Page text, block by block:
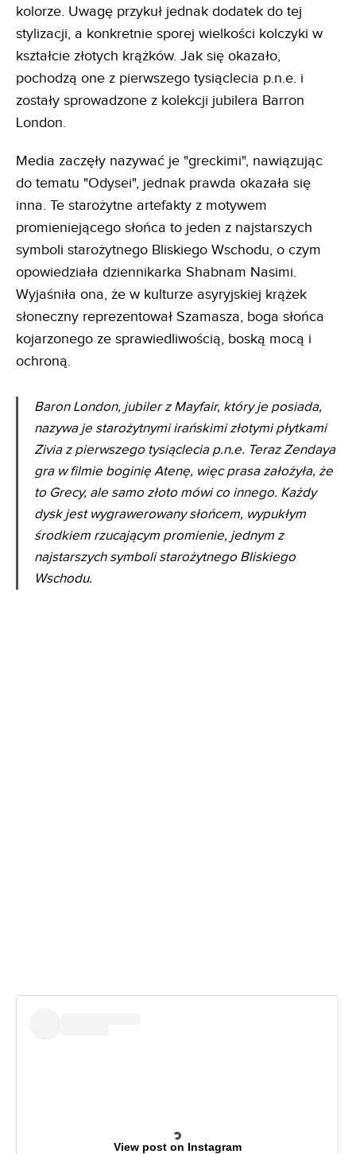
kolorze. Uwagę przykuł jednak dodatek do tej
stylizacji, a konkretnie sporej wielkości kolczyki w
kształcie złotych krążków. Jak się okazało,
pochodzą one z pierwszego tysiąclecia p.n.e. i
zostały sprowadzone z kolekcji jubilera Barron
London.
Media zaczęły nazywać je "greckimi", nawiązując
do tematu "Odysei", jednak prawda okazała się
inna. Te starożytne artefakty z motywem
promieniejącego słońca to jeden z najstarszych
symboli starożytnego Bliskiego Wschodu, o czym
opowiedziała dziennikarka Shabnam Nasimi.
Wyjaśniła ona, że w kulturze asyryjskiej krążek
słoneczny reprezentował Szamasza, boga słońca
kojarzonego ze sprawiedliwością, boską mocą i
ochroną.
Baron London, jubiler z Mayfair, który je posiada,
nazywa je starożytnymi irańskimi złotymi płytkami
Zivia z pierwszego tysiąclecia p.n.e. Teraz Zendaya
gra w filmie boginię Atenę, więc prasa założyła, że ​​
to Grecy, ale samo złoto mówi co innego. Każdy
dysk jest wygrawerowany słońcem, wypukłym
środkiem rzucającym promienie, jednym z
najstarszych symboli starożytnego Bliskiego
Wschodu.
View post on Instagram